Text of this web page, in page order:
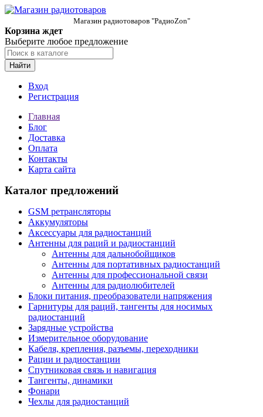
Магазин радиотоваров "РадиоZon"
Корзина ждет
Выберите любое предложение
Найти
Вход
Регистрация
Главная
Блог
Доставка
Оплата
Контакты
Карта сайта
Каталог предложений
GSM ретрансляторы
Аккумуляторы
Аксессуары для радиостанций
Антенны для раций и радиостанций
Антенны для дальнобойщиков
Антенны для портативных радиостанций
Антенны для профессиональной связи
Антенны для радиолюбителей
Блоки питания, преобразователи напряжения
Гарнитуры для раций, тангенты для носимых
радиостанций
Зарядные устройства
Измерительное оборудование
Кабеля, крепления, разъемы, переходники
Рации и радиостанции
Спутниковая связь и навигация
Тангенты, динамики
Фонари
Чехлы для радиостанций